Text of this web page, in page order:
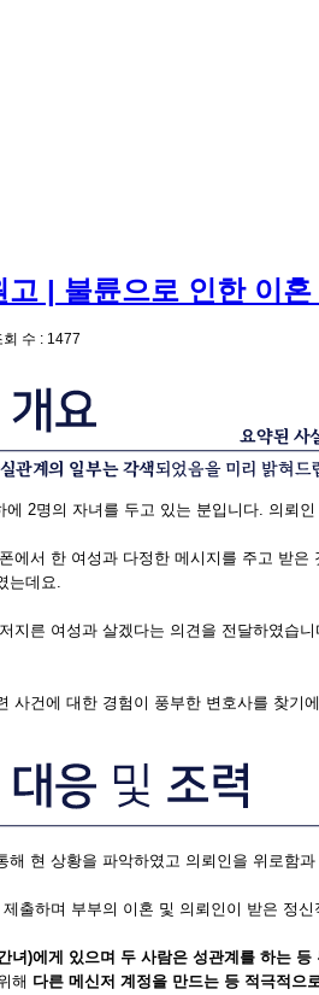
| 불륜으로 인한 이
회 수 : 1477
2명의 자녀를 두고 있는 분입니다. 의뢰
에서 한 여성과 다정한 메시지를 주고 받
는데요.
지른 여성과 살겠다는 의견을 전달하였습니
사건에 대한 경험이 풍부한 변호사를 찾
해 현 상황을 파악하였고 의뢰인을 위로함
출하며 부부의 이혼 및 의뢰인이 받은 정
녀)에게 있으며 두 사람은 성관계를 하는
해 다른 메신저 계정을 만드는 등 적극적으